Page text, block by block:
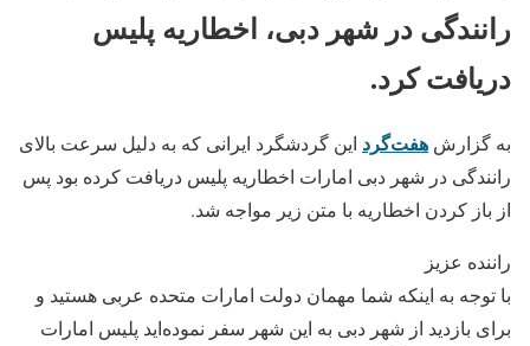
رانندگی در شهر دبی، اخطاریه پلیس
دریافت کرد.
به گزارش هفت‌گرد این گردشگرد ایرانی که به دلیل سرعت بالای
رانندگی در شهر دبی امارات اخطاریه پلیس دریافت کرده بود پس
از باز کردن اخطاریه با متن زیر مواجه شد.
راننده عزیز
با توجه به اینکه شما مهمان دولت امارات متحده عربی هستید و
برای بازدید از شهر دبی به این شهر سفر نموده‌اید پلیس امارات